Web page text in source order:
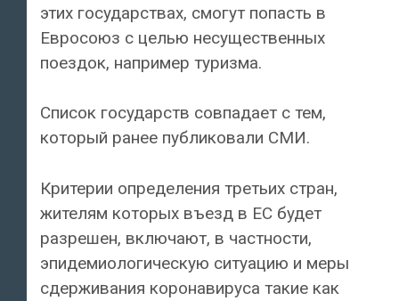
этих государствах, смогут попасть в
Евросоюз с целью несущественных
поездок, например туризма.
Список государств совпадает с тем,
который ранее публиковали СМИ.
Критерии определения третьих стран,
жителям которых въезд в ЕС будет
разрешен, включают, в частности,
эпидемиологическую ситуацию и меры
сдерживания коронавируса такие как